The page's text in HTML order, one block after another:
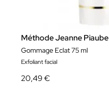
Méthode Jeanne
Gommage Eclat 75 ml
Exfoliant facial
20,49 €